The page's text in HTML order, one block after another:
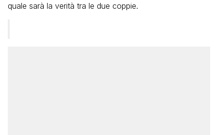
quale sarà la verità tra le due coppie.